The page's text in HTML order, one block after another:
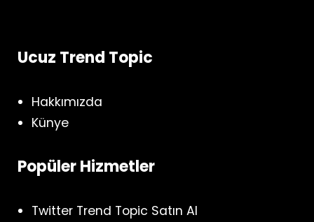
Ucuz Trend Topic
Hakkımızda
Künye
Popüler Hizmetler
Twitter Trend Topic Satın Al